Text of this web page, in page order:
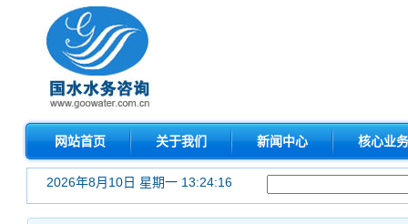
网站首页 关于我们 新闻中心 核心业务
2026年8月10日 星期一 13:24:19